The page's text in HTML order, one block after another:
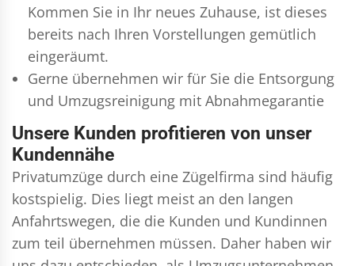
Kommen Sie in Ihr neues Zuhause, ist dieses
bereits nach Ihren Vorstellungen gemütlich
eingeräumt.
Gerne übernehmen wir für Sie die Entsorgung
und Umzugsreinigung mit Abnahmegarantie
Unsere Kunden profitieren von unser
Kundennähe
Privatumzüge durch eine Zügelfirma sind häufig
kostspielig. Dies liegt meist an den langen
Anfahrtswegen, die die Kunden und Kundinnen
zum teil übernehmen müssen. Daher haben wir